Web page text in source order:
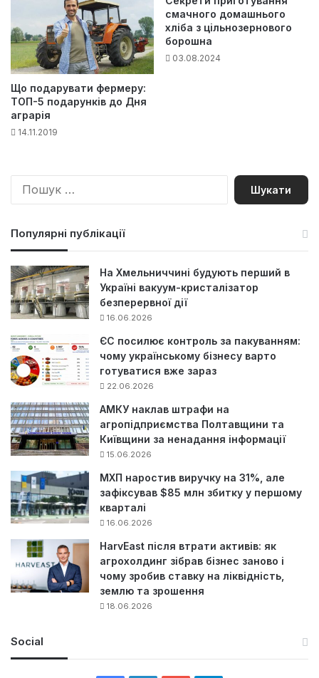
Що подарувати фермеру:
ТОП-5 подарунків до Дня
аграрія
14.11.2019
смачного домашнього
хліба з цільнозернового
борошна
03.08.2024
П
Популярні публікації
На Хмельниччині будують перший в
Україні вакуум-кристалізатор
безперервної дії
16.06.2026
ЄС посилює контроль за пакуванням:
чому українському бізнесу варто
готуватися вже зараз
22.06.2026
АМКУ наклав штрафи на
агропідприємства Полтавщини та
Київщини за ненадання інформації
15.06.2026
МХП наростив виручку на 31%, але
зафіксував $85 млн збитку у першому
кварталі
16.06.2026
HarvEast після втрати активів: як
агрохолдинг зібрав бізнес заново і
чому зробив ставку на ліквідність,
землю та зрошення
18.06.2026
Social